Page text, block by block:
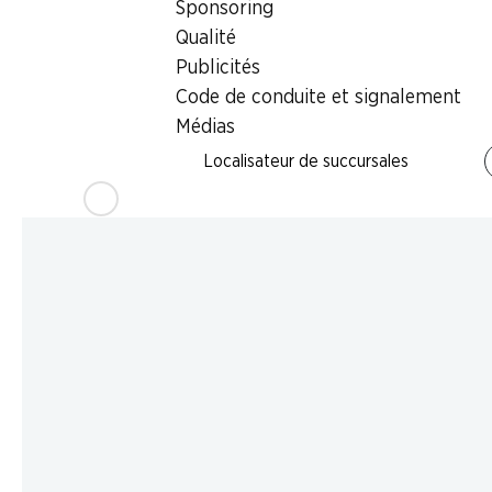
Sponsoring
Qualité
Publicités
Code de conduite et signalement
Médias
Localisateur de succursales